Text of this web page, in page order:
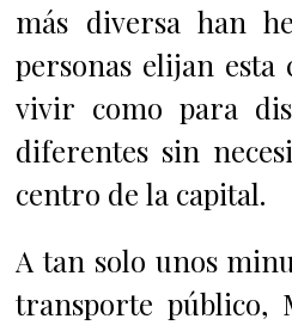
más diversa han
personas elijan
vivir como para
diferentes sin
centro de la capital.
A tan solo unos
transporte público,